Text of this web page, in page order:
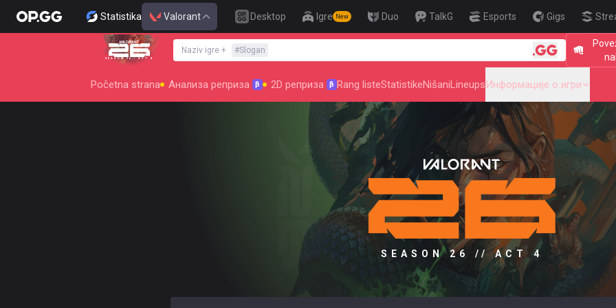
Statistika Valorant Desktop Igre New Duo TalkG Esports Gigs
SEASON 26 : ACT 4
Naziv igre + #Slogan 🎯 Level
Početna strana Анализа реприза β 2D реприза β Rang listeStatistikeNišaniLineupsИнформације о игри
SEASON 26 // ACT 4